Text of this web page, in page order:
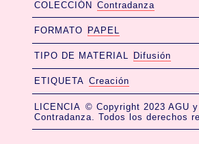
COLECCIÓN Contradanza
FORMATO PAPEL
TIPO DE MATERIAL Difusión
ETIQUETA Creación
LICENCIA © Copyright 2023 AGU
Contradanza. Todos los derechos